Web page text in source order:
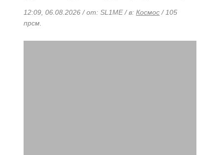
12:09, 06.08.2026 / от: SL1ME / в: Космос / 105
прсм.